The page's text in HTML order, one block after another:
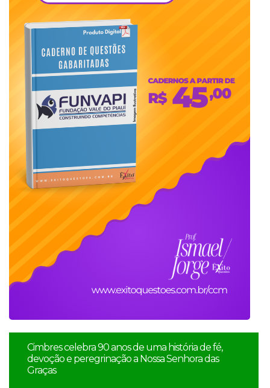
Cimbres celebra 90 anos de uma história de fé,
devoção e peregrinação a Nossa Senhora das
Graças